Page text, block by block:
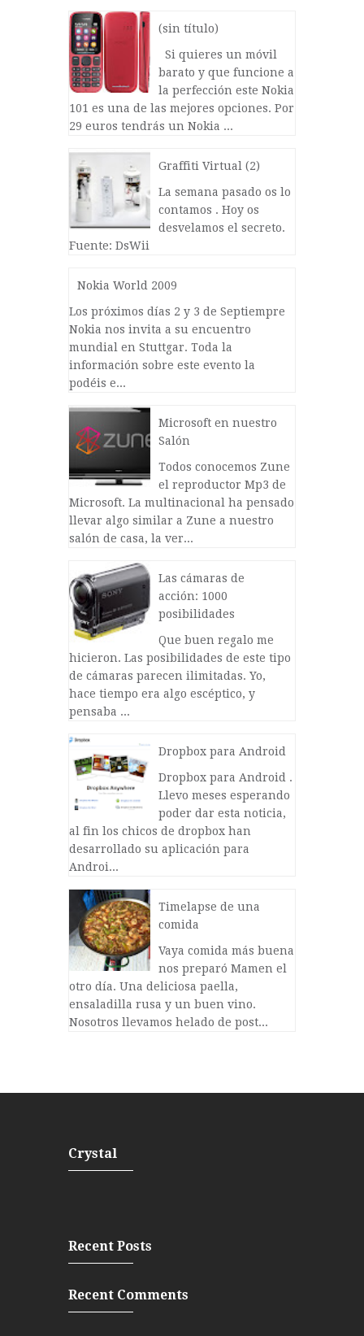
(sin título)
Si quieres un móvil
barato y que funcione a
la perfección este Nokia
101 es una de las mejores opciones. Por
29 euros tendrás un Nokia ...
Graffiti Virtual (2)
La semana pasado os lo
contamos . Hoy os
desvelamos el secreto.
Fuente: DsWii
Nokia World 2009
Los próximos días 2 y 3 de Septiempre
Nokia nos invita a su encuentro
mundial en Stuttgar. Toda la
información sobre este evento la
podéis e...
Microsoft en nuestro
Salón
Todos conocemos Zune
el reproductor Mp3 de
Microsoft. La multinacional ha pensado
llevar algo similar a Zune a nuestro
salón de casa, la ver...
Las cámaras de
acción: 1000
posibilidades
Que buen regalo me
hicieron. Las posibilidades de este tipo
de cámaras parecen ilimitadas. Yo,
hace tiempo era algo escéptico, y
pensaba ...
Dropbox para Android
Dropbox para Android .
Llevo meses esperando
poder dar esta noticia,
al fin los chicos de dropbox han
desarrollado su aplicación para
Androi...
Timelapse de una
comida
Vaya comida más buena
nos preparó Mamen el
otro día. Una deliciosa paella,
ensaladilla rusa y un buen vino.
Nosotros llevamos helado de post...
Crystal
Recent Posts
Recent Comments